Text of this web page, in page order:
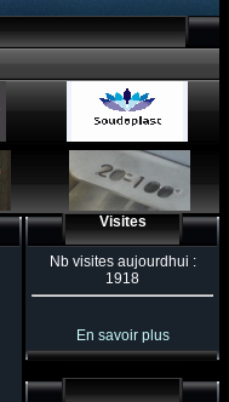
Visites
Nb visites aujourdhui :
1918
En savoir plus